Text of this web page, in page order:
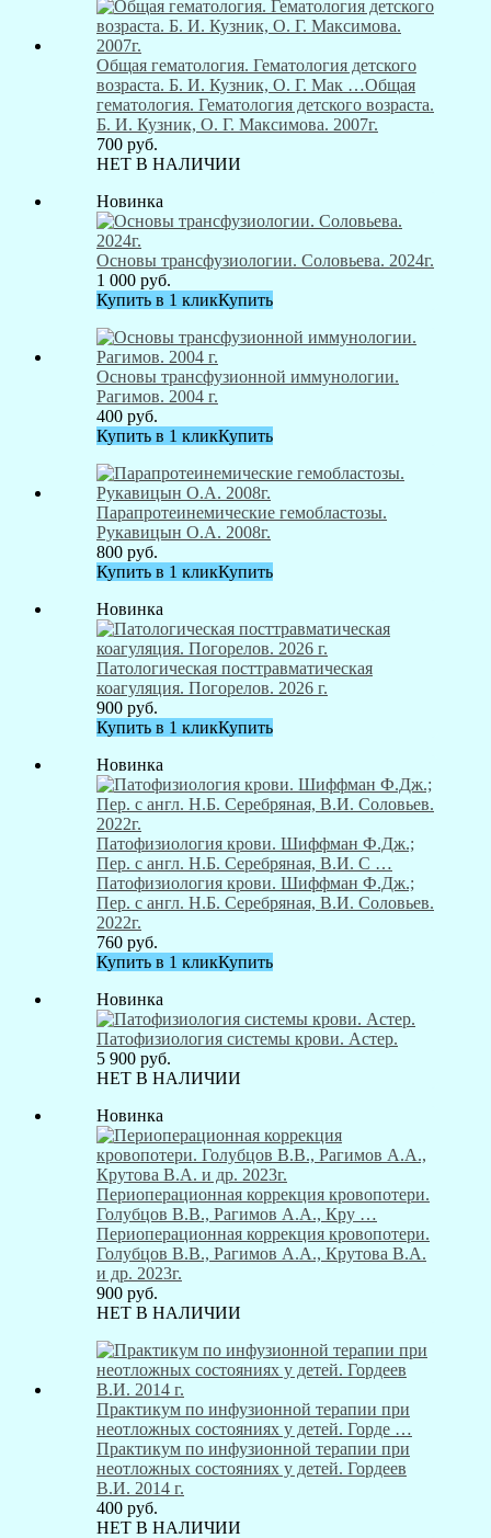
Общая гематология. Гематология детского
возраста. Б. И. Кузник, О. Г. Мак …Общая
гематология. Гематология детского возраста.
Б. И. Кузник, О. Г. Максимова. 2007г.
700 руб.
НЕТ В НАЛИЧИИ
Новинка
Основы трансфузиологии. Соловьева. 2024г.
1 000 руб.
Купить в 1 кликКупить
Основы трансфузионной иммунологии.
Рагимов. 2004 г.
400 руб.
Купить в 1 кликКупить
Парапротеинемические гемобластозы.
Рукавицын О.А. 2008г.
800 руб.
Купить в 1 кликКупить
Новинка
Патологическая посттравматическая
коагуляция. Погорелов. 2026 г.
900 руб.
Купить в 1 кликКупить
Новинка
Патофизиология крови. Шиффман Ф.Дж.;
Пер. с англ. Н.Б. Серебряная, В.И. С …
Патофизиология крови. Шиффман Ф.Дж.;
Пер. с англ. Н.Б. Серебряная, В.И. Соловьев.
2022г.
760 руб.
Купить в 1 кликКупить
Новинка
Патофизиология системы крови. Астер.
5 900 руб.
НЕТ В НАЛИЧИИ
Новинка
Периоперационная коррекция кровопотери.
Голубцов В.В., Рагимов А.А., Кру …
Периоперационная коррекция кровопотери.
Голубцов В.В., Рагимов А.А., Крутова В.А.
и др. 2023г.
900 руб.
НЕТ В НАЛИЧИИ
Практикум по инфузионной терапии при
неотложных состояниях у детей. Горде …
Практикум по инфузионной терапии при
неотложных состояниях у детей. Гордеев
В.И. 2014 г.
400 руб.
НЕТ В НАЛИЧИИ